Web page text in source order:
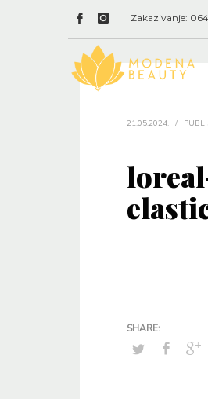
Zakazivanje:
21.05.2024. /